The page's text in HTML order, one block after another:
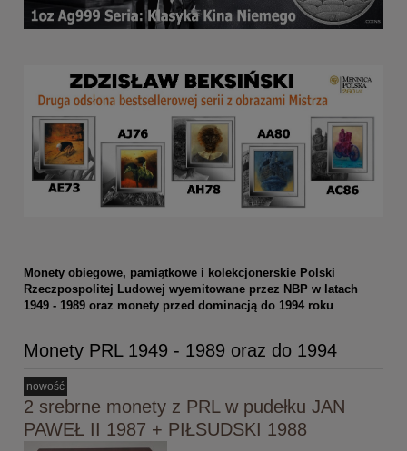
Monety obiegowe, pamiątkowe i kolekcjonerskie Polski
Rzeczpospolitej Ludowej wyemitowane przez NBP w latach
1949 - 1989 oraz monety przed dominacją do 1994 roku
Monety PRL 1949 - 1989 oraz do 1994
2 srebrne monety z PRL w pudełku JAN
PAWEŁ II 1987 + PIŁSUDSKI 1988
nowość